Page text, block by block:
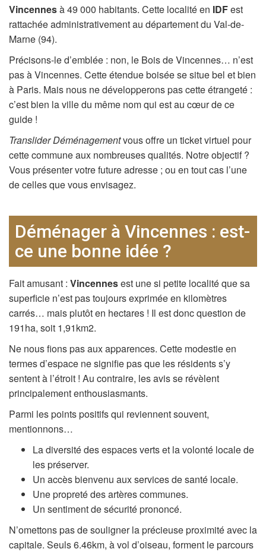
Vincennesà 49 000 habitants. Cette localité en IDFest
rattachée administrativement au département du Val-de-
Marne (94).
Précisons-le d’emblée : non, le Bois de Vincennes… n’est
pas à Vincennes. Cette étendue boisée se situe bel et bien
à Paris. Mais nous ne développerons pas cette étrangeté :
c’est bien la ville du même nom qui est au cœur de ce
guide !
Translider Déménagementvous offre un ticket virtuel pour
cette commune aux nombreuses qualités. Notre objectif ?
Vous présenter votre future adresse ; ou en tout cas l’une
de celles que vous envisagez.
Déménager à Vincennes : est-
ce une bonne idée ?
Fait amusant : Vincennesest une si petite localité que sa
superficie n’est pas toujours exprimée en kilomètres
carrés… mais plutôt en hectares ! Il est donc question de
191ha, soit 1,91km2.
Ne nous fions pas aux apparences. Cette modestie en
termes d’espace ne signifie pas que les résidents s’y
sentent à l’étroit ! Au contraire, les avis se révèlent
principalement enthousiasmants.
Parmi les points positifs qui reviennent souvent,
mentionnons…
La diversité des espaces verts et la volonté locale de
les préserver.
Un accès bienvenu aux services de santé locale.
Une propreté des artères communes.
Un sentiment de sécurité prononcé.
N’omettons pas de souligner la précieuse proximité avec la
capitale. Seuls 6.46km, à vol d’oiseau, forment le parcours